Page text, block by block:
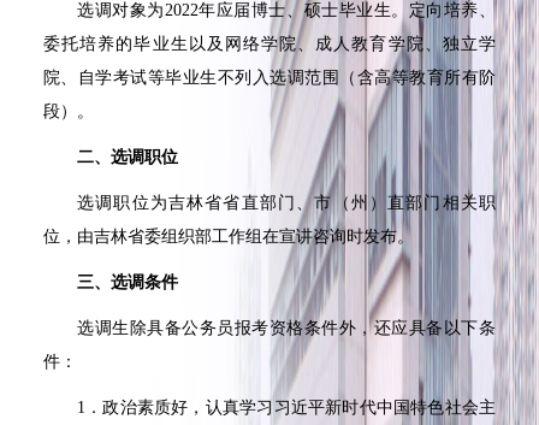
选调对象为2022年应届博士、硕士毕业生。定向培养、
委托培养的毕业生以及网络学院、成人教育学院、独立学
院、自学考试等毕业生不列入选调范围（含高等教育所有阶
段）。
二、选调职位
选调职位为吉林省省直部门、市（州）直部门相关职
位，由吉林省委组织部工作组在宣讲咨询时发布。
三、选调条件
选调生除具备公务员报考资格条件外，还应具备以下条
件：
1 ．政治素质好，认真学习习近平新时代中国特色社会主